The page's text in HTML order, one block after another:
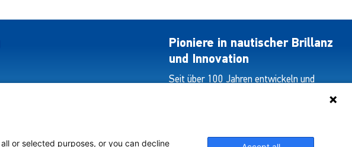
Pioniere in nautischer Brillanz
und Innovation
Seit über 100 Jahren entwickeln und
or selected purposes, or you can decline